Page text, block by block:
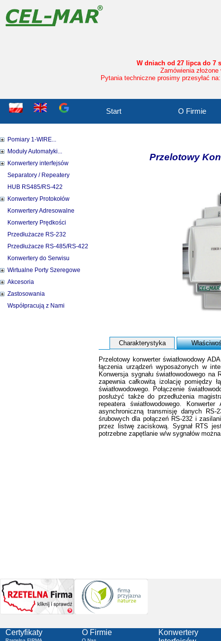
W dniach od 27 lipca do 7
Zamówienia
Pytania techniczne prosimy przesyłać
Start O Firmie
Pomiary 1-WIRE...
Moduły Automatyki...
Konwertery interfejsów
Separatory / Repeatery
HUB RS485/RS-422
Konwertery Protokołów
Konwertery Adresowalne
Konwertery Prędkości
Przedłużacze RS-232
Przedłużacze RS-485/RS-422
Konwertery do Serwisu
Wirtualne Porty Szeregowe
Akcesoria
Zastosowania
Współpracują z Nami
Przelotowy
Charakterystyka
Przelotowy konwerter światłowodowy
łączenia urządzeń wyposażonych w
Konwersja sygnału światłowodowego
zapewnia całkowitą izolację pomiędzy
światłowodowego. Połączenie
posłużyć także do przedłużenia
repeatera światłowodowego.
asynchroniczną transmisję danych
śrubowych dla połączeń RS-232 i
przez listwę zaciskową. Sygnał RTS
potrzebne zapętlanie w/w sygnałów
Certyfikaty O Firmie
Konwertery